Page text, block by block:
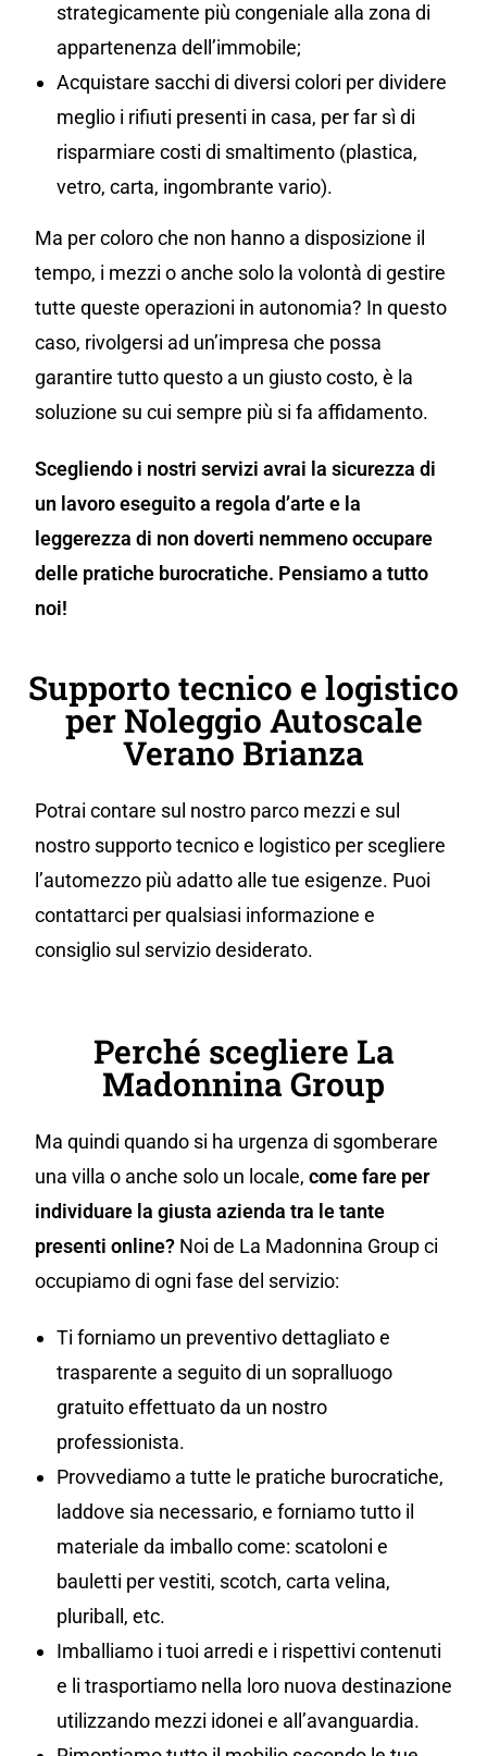
strategicamente più congeniale alla zona di
appartenenza dell’immobile;
Acquistare sacchi di diversi colori per dividere
meglio i rifiuti presenti in casa, per far sì di
risparmiare costi di smaltimento (plastica,
vetro, carta, ingombrante vario).
Ma per coloro che non hanno a disposizione il
tempo, i mezzi o anche solo la volontà di gestire
tutte queste operazioni in autonomia? In questo
caso, rivolgersi ad un’impresa che possa
garantire tutto questo a un giusto costo, è la
soluzione su cui sempre più si fa affidamento.
Scegliendo i nostri servizi avrai la sicurezza di
un lavoro eseguito a regola d’arte e la
leggerezza di non doverti nemmeno occupare
delle pratiche burocratiche. Pensiamo a tutto
noi!
Supporto tecnico e logistico
per Noleggio Autoscale
Verano Brianza
Potrai contare sul nostro parco mezzi e sul
nostro supporto tecnico e logistico per scegliere
l’automezzo più adatto alle tue esigenze. Puoi
contattarci per qualsiasi informazione e
consiglio sul servizio desiderato.
Perché scegliere La
Madonnina Group
Ma quindi quando si ha urgenza di sgomberare
una villa o anche solo un locale, come fare per
individuare la giusta azienda tra le tante
presenti online? Noi de La Madonnina Group ci
occupiamo di ogni fase del servizio:
Ti forniamo un preventivo dettagliato e
trasparente a seguito di un sopralluogo
gratuito effettuato da un nostro
professionista.
Provvediamo a tutte le pratiche burocratiche,
laddove sia necessario, e forniamo tutto il
materiale da imballo come: scatoloni e
bauletti per vestiti, scotch, carta velina,
pluriball, etc.
Imballiamo i tuoi arredi e i rispettivi contenuti
e li trasportiamo nella loro nuova destinazione
utilizzando mezzi idonei e all’avanguardia.